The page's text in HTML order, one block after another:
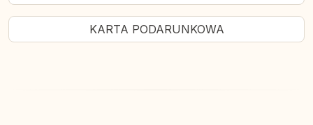
KARTA PODARUNKOWA